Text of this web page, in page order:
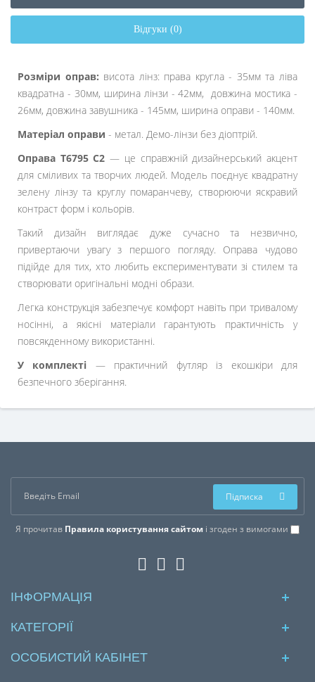
Відгуки (0)
Розміри оправ: висота лінз: права кругла - 35мм та ліва
квадратна - 30мм, ширина лінзи - 42мм, довжина мостика -
26мм, довжина завушника - 145мм, ширина оправи - 140мм.
Матеріал оправи - метал. Демо-лінзи без діоптрій.
Оправа T6795 C2 — це справжній дизайнерський акцент
для сміливих та творчих людей. Модель поєднує квадратну
зелену лінзу та круглу помаранчеву, створюючи яскравий
контраст форм і кольорів.
Такий дизайн виглядає дуже сучасно та незвично,
привертаючи увагу з першого погляду. Оправа чудово
підійде для тих, хто любить експериментувати зі стилем та
створювати оригінальні модні образи.
Легка конструкція забезпечує комфорт навіть при тривалому
носінні, а якісні матеріали гарантують практичність у
повсякденному використанні.
У комплекті — практичний футляр із екошкіри для
безпечного зберігання.
Я прочитав Правила користування сайтом і згоден з вимогами
Підписка
ІНФОРМАЦІЯ
КАТЕГОРІЇ
ОСОБИСТИЙ КАБІНЕТ